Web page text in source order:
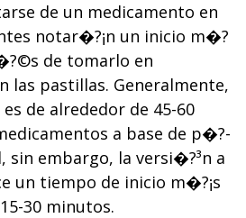
de un medicamento en
notar�?¡n un inicio m�?
de tomarlo en
las pastillas. Generalmente,
de alrededor de 45-60
a base de p�?­
sin embargo, la versi�?³n a
un tiempo de inicio m�?¡s
30 minutos.